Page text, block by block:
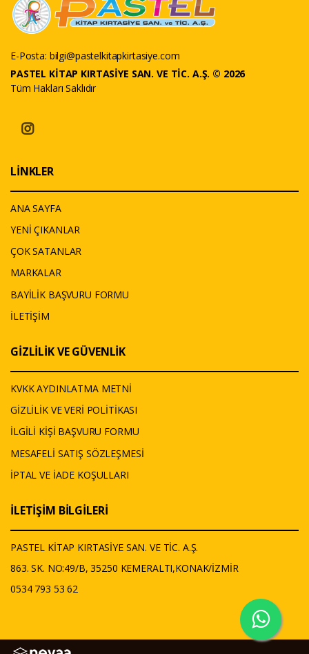
E-Posta: bilgi@pastelkitapkirtasiye.com
PASTEL KİTAP KIRTASİYE SAN. VE TİC. A.Ş. © 2026
Tüm Hakları Saklıdır
LİNKLER
ANA SAYFA
YENİ ÇIKANLAR
ÇOK SATANLAR
MARKALAR
BAYİLİK BAŞVURU FORMU
İLETİŞİM
GİZLİLİK VE GÜVENLİK
KVKK AYDINLATMA METNİ
GİZLİLİK VE VERİ POLİTİKASI
İLGİLİ KİŞİ BAŞVURU FORMU
MESAFELİ SATIŞ SÖZLEŞMESİ
İPTAL VE İADE KOŞULLARI
İLETİŞİM BİLGİLERİ
PASTEL KİTAP KIRTASİYE SAN. VE TİC. A.Ş.
863. SK. NO:49/B, 35250 KEMERALTI,KONAK/İZMİR
0534 793 53 62